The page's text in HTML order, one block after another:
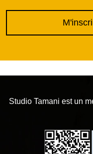
Studio Tamani est un